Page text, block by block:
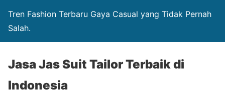
Tren Fashion Terbaru Gaya Casual yang Tidak Pernah
Salah.
Jasa Jas Suit Tailor Terbaik di
Indonesia